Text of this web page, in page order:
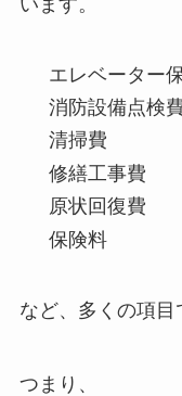
エレベーター
消防設備点検
清掃費
修繕工事費
原状回復費
保険料
など、多くの項目
つまり、